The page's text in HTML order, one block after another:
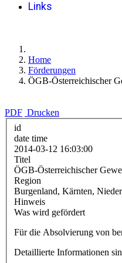
Links
Home
Förderungen
ÖGB-Österreichischer
PDF Drucken
id
date time
2014-03-12 16:03:00
Titel
ÖGB-Österreichischer
Region
Burgenland, Kärnten,
Hinweis
Was wird gefördert
Für die Absolvierung von
Detaillierte Informationen